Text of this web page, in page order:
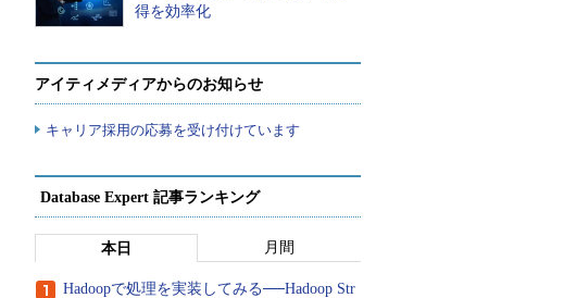
得を効率化
アイティメディアからのお知らせ
キャリア採用の応募を受け付けています
Database Expert 記事ランキング
本日 月間
Hadoopで処理を実装してみる──Hadoop Str